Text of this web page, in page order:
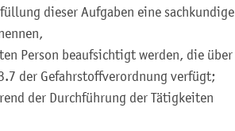
dieser Aufgaben eine sachkundige
Person beaufsichtigt werden, die über
der Gefahrstoffverordnung verfügt;
der Durchführung der Tätigkeiten